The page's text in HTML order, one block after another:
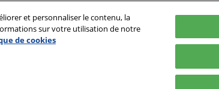
et personnaliser le contenu, la
sur votre utilisation de notre
de cookies